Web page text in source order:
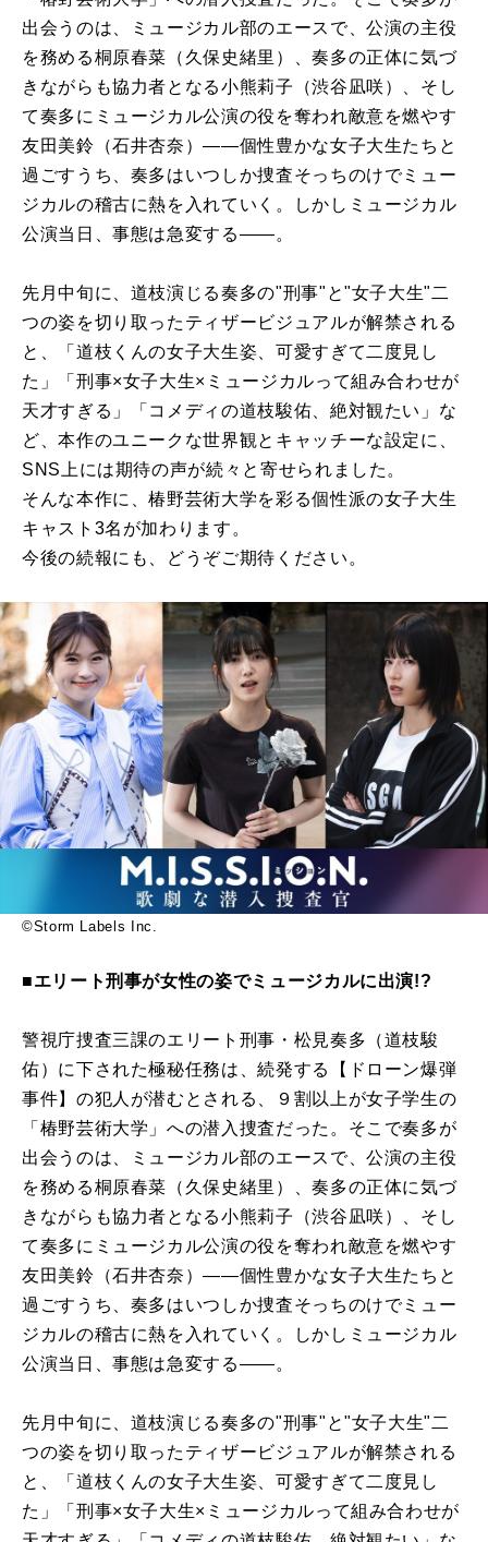
出会うのは、ミュージカル部のエースで、公演の主役
を務める桐原春菜（久保史緒里）、奏多の正体に気づ
きながらも協力者となる小熊莉子（渋谷凪咲）、そし
て奏多にミュージカル公演の役を奪われ敵意を燃やす
友田美鈴（石井杏奈）――個性豊かな女子大生たちと
過ごすうち、奏多はいつしか捜査そっちのけでミュー
ジカルの稽古に熱を入れていく。しかしミュージカル
公演当日、事態は急変する――。
先月中旬に、道枝演じる奏多の"刑事"と"女子大生"二
つの姿を切り取ったティザービジュアルが解禁される
と、「道枝くんの女子大生姿、可愛すぎて二度見し
た」「刑事×女子大生×ミュージカルって組み合わせが
天才すぎる」「コメディの道枝駿佑、絶対観たい」な
ど、本作のユニークな世界観とキャッチーな設定に、
SNS上には期待の声が続々と寄せられました。
そんな本作に、椿野芸術大学を彩る個性派の女子大生
キャスト3名が加わります。
今後の続報にも、どうぞご期待ください。
©Storm Labels Inc.
■エリート刑事が女性の姿でミュージカルに出演!?
警視庁捜査三課のエリート刑事・松見奏多（道枝駿
佑）に下された極秘任務は、続発する【ドローン爆弾
事件】の犯人が潜むとされる、９割以上が女子学生の
「椿野芸術大学」への潜入捜査だった。そこで奏多が
出会うのは、ミュージカル部のエースで、公演の主役
を務める桐原春菜（久保史緒里）、奏多の正体に気づ
きながらも協力者となる小熊莉子（渋谷凪咲）、そし
て奏多にミュージカル公演の役を奪われ敵意を燃やす
友田美鈴（石井杏奈）――個性豊かな女子大生たちと
過ごすうち、奏多はいつしか捜査そっちのけでミュー
ジカルの稽古に熱を入れていく。しかしミュージカル
公演当日、事態は急変する――。
先月中旬に、道枝演じる奏多の"刑事"と"女子大生"二
つの姿を切り取ったティザービジュアルが解禁される
と、「道枝くんの女子大生姿、可愛すぎて二度見し
た」「刑事×女子大生×ミュージカルって組み合わせが